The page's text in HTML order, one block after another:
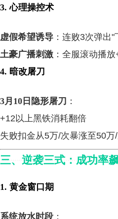
3. 心理操控术
虚假希望诱导 ：连败3次弹出
土豪广播刺激 ：全服滚动播
4. 暗改屠刀
3月10日隐形屠刀 ：
+12以上黑铁消耗翻倍
失败扣金从5万/次暴涨至50万
三、逆袭三式：成功率
1. 黄金窗口期
系统放水时段 ：